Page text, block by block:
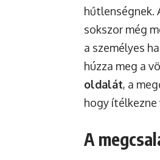
hűtlenségnek.
sokszor még
a személyes
húzza meg a
oldalát, a
hogy
A